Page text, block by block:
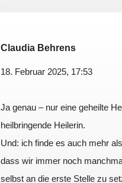
Claudia Behrens
18. Februar 2025, 17:53
Ja genau – nur eine geheilte
heilbringende Heilerin.
Und: ich finde es auch mehr
dass wir immer noch
selbst an die erste Stelle zu